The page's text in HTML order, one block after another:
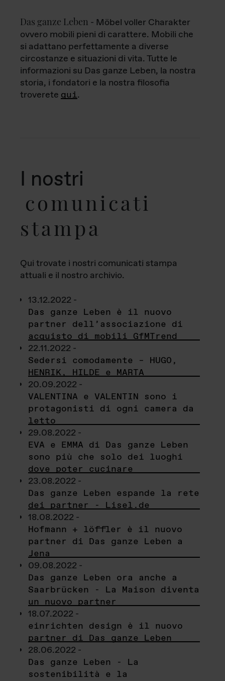
Das ganze Leben - Möbel voller Charakter
ovvero mobili pieni di carattere. Mobili che
si adattano perfettamente a diverse
circostanze e situazioni di vita. Tutte le
informazioni su Das ganze Leben, la nostra
storia, i fondatori e la nostra filosofia
troverete qui.
I nostri
comunicati
stampa
Qui trovate i nostri comunicati stampa
attuali e il nostro archivio.
13.12.2022 -
Das ganze Leben è il nuovo
partner dell’associazione di
acquisto di mobili GfMTrend
22.11.2022 -
Sedersi comodamente – HUGO,
HENRIK, HILDE e MARTA
20.09.2022 -
VALENTINA e VALENTIN sono i
protagonisti di ogni camera da
letto
29.08.2022 -
EVA e EMMA di Das ganze Leben
sono più che solo dei luoghi
dove poter cucinare
23.08.2022 -
Das ganze Leben espande la rete
dei partner - Lisel.de
18.08.2022 -
Hofmann + löffler è il nuovo
partner di Das ganze Leben a
Jena
09.08.2022 -
Das ganze Leben ora anche a
Saarbrücken - La Maison diventa
un nuovo partner
18.07.2022 -
einrichten design è il nuovo
partner di Das ganze Leben
28.06.2022 -
Das ganze Leben - La
sostenibilità e la